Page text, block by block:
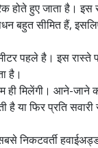
होते हुए जाता है।
बहुत सीमित हैं,
पहले है। इस
है।
मिलेंगी। आने-जाने
है या फिर प्रति
निकटवर्ती